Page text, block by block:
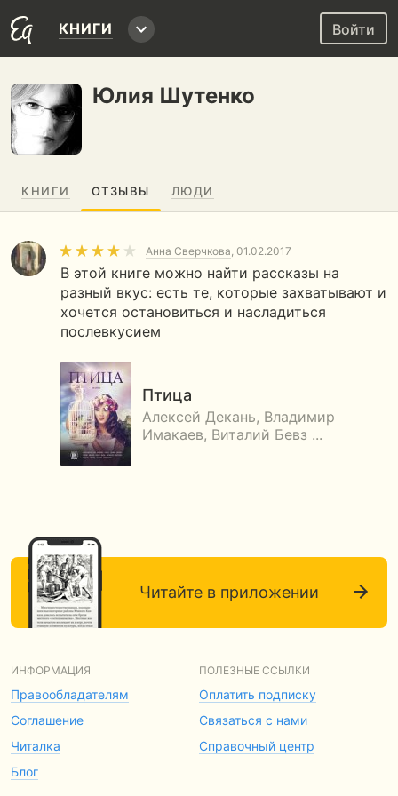
КНИГИ Войти
Юлия Шутенко
КНИГИ ОТЗЫВЫ ЛЮДИ
Анна Сверчкова, 01.02.2017
В этой книге можно найти рассказы на
разный вкус: есть те, которые захватывают и
хочется остановиться и насладиться
послевкусием
Птица
Алексей Декань, Владимир
Имакаев, Виталий Бевз ...
Читайте в приложении
ИНФОРМАЦИЯ
Правообладателям
Соглашение
Читалка
Блог
ПОЛЕЗНЫЕ ССЫЛКИ
Оплатить подписку
Связаться с нами
Справочный центр